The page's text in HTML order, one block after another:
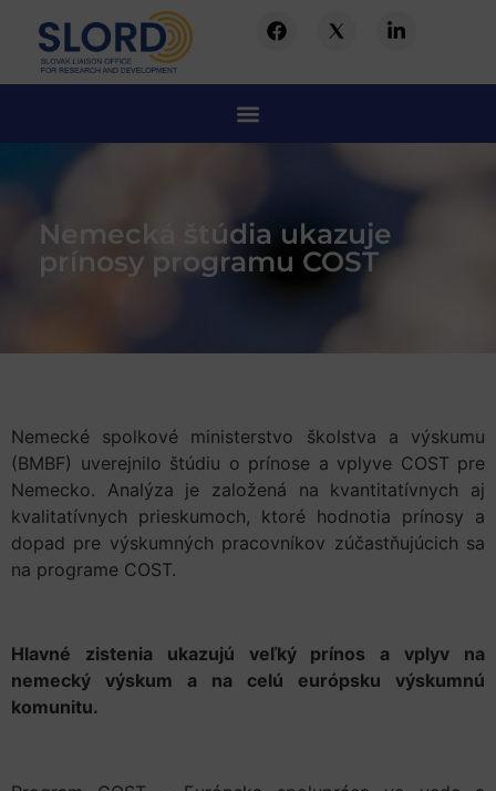
Nemecká štúdia ukazuje
prínosy programu COST
Nemecké spolkové ministerstvo školstva a výskumu
(BMBF) uverejnilo štúdiu o prínose a vplyve COST pre
Nemecko. Analýza je založená na kvantitatívnych aj
kvalitatívnych prieskumoch, ktoré hodnotia prínosy a
dopad pre výskumných pracovníkov zúčastňujúcich sa
na programe COST.
Hlavné zistenia ukazujú veľký prínos a vplyv na
nemecký výskum a na celú európsku výskumnú
komunitu.